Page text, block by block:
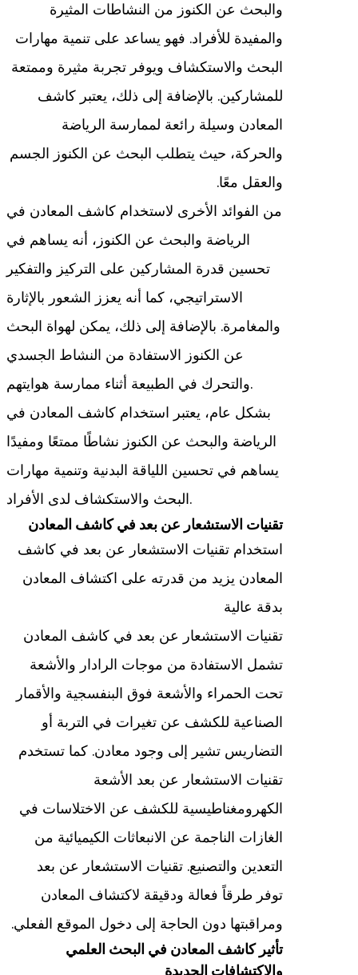
والبحث عن الكنوز من النشاطات المثيرة
والمفيدة للأفراد. فهو يساعد على تنمية مهارات
البحث والاستكشاف ويوفر تجربة مثيرة وممتعة
للمشاركين. بالإضافة إلى ذلك، يعتبر كاشف
المعادن وسيلة رائعة لممارسة الرياضة
والحركة، حيث يتطلب البحث عن الكنوز الجسم
والعقل معًا.
من الفوائد الأخرى لاستخدام كاشف المعادن في
الرياضة والبحث عن الكنوز، أنه يساهم في
تحسين قدرة المشاركين على التركيز والتفكير
الاستراتيجي، كما أنه يعزز الشعور بالإثارة
والمغامرة. بالإضافة إلى ذلك، يمكن لهواة البحث
عن الكنوز الاستفادة من النشاط الجسدي
والتحرك في الطبيعة أثناء ممارسة هوايتهم.
بشكل عام، يعتبر استخدام كاشف المعادن في
الرياضة والبحث عن الكنوز نشاطًا ممتعًا ومفيدًا
يساهم في تحسين اللياقة البدنية وتنمية مهارات
البحث والاستكشاف لدى الأفراد.
تقنيات الاستشعار عن بعد في كاشف المعادن
استخدام تقنيات الاستشعار عن بعد في كاشف
المعادن يزيد من قدرته على اكتشاف المعادن
بدقة عالية
تقنيات الاستشعار عن بعد في كاشف المعادن
تشمل الاستفادة من موجات الرادار والأشعة
تحت الحمراء والأشعة فوق البنفسجية والأقمار
الصناعية للكشف عن تغيرات في التربة أو
التضاريس تشير إلى وجود معادن. كما تستخدم
تقنيات الاستشعار عن بعد الأشعة
الكهرومغناطيسية للكشف عن الاختلاسات في
الغازات الناجمة عن الانبعاثات الكيميائية من
التعدين والتصنيع. تقنيات الاستشعار عن بعد
توفر طرقاً فعالة ودقيقة لاكتشاف المعادن
ومراقبتها دون الحاجة إلى دخول الموقع الفعلي.
تأثير كاشف المعادن في البحث العلمي
والاكتشافات الجديدة